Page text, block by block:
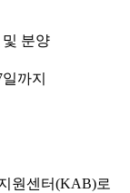
분양
까지
원센터(KAB)로